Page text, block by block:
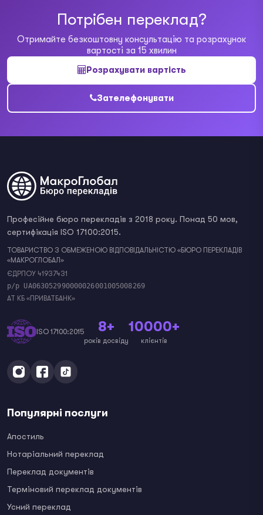
Потрібен переклад?
Отримайте безкоштовну консультацію та розрахунок
вартості за 15 хвилин
Розрахувати вартість
Зателефонувати
Професійне бюро перекладів з 2018 року. Понад 50 мов,
сертифікація ISO 17100:2015.
ТОВАРИСТВО З ОБМЕЖЕНОЮ ВІДПОВІДАЛЬНІСТЮ «БЮРО ПЕРЕКЛАДІВ
«МАКРОГЛОБАЛ»
ЄДРПОУ 41937431
р/р UA063052990000026001005008269
АТ КБ «ПРИВАТБАНК»
ISO 17100:2015 8+
років досвіду
10000+
клієнтів
Популярні послуги
Апостиль
Нотаріальний переклад
Переклад документів
Терміновий переклад документів
Усний переклад